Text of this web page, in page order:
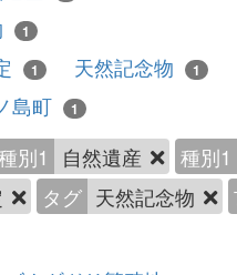
1
1 天然記念物 1
島町 1
別1 自然遺産
種別1
タグ 天然記念物